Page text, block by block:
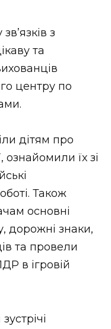
з
та
центру по
дітям про
ознайомили їх зі
Також
основні
дорожні знаки,
та провели
в ігровій